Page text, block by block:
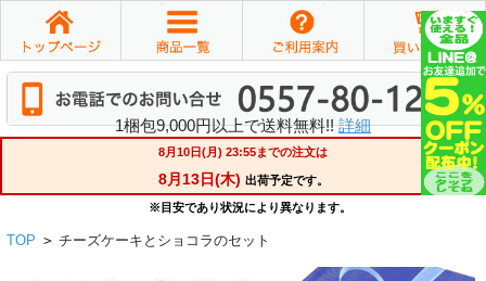
1梱包9,000円以上で送料無料!!詳細
TOP > チーズケーキとショコラのセット